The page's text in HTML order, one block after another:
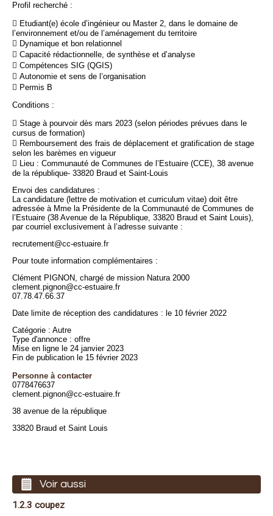
Profil recherché :
 Etudiant(e) école d’ingénieur ou Master 2, dans le domaine de
l’environnement et/ou de l’aménagement du territoire
 Dynamique et bon relationnel
 Capacité rédactionnelle, de synthèse et d’analyse
 Compétences SIG (QGIS)
 Autonomie et sens de l’organisation
 Permis B
Conditions :
 Stage à pourvoir dès mars 2023 (selon périodes prévues dans le
cursus de formation)
 Remboursement des frais de déplacement et gratification de stage
selon les barèmes en vigueur
 Lieu : Communauté de Communes de l’Estuaire (CCE), 38 avenue
de la république- 33820 Braud et Saint-Louis
Envoi des candidatures :
La candidature (lettre de motivation et curriculum vitae) doit être
adressée à Mme la Présidente de la Communauté de Communes de
l’Estuaire (38 Avenue de la République, 33820 Braud et Saint Louis),
par courriel exclusivement à l’adresse suivante :
recrutement@cc-estuaire.fr
Pour toute information complémentaires :
Clément PIGNON, chargé de mission Natura 2000
clement.pignon@cc-estuaire.fr
07.78.47.66.37
Date limite de réception des candidatures : le 10 février 2022
Catégorie : Autre
Type d'annonce : offre
Mise en ligne le 24 janvier 2023
Fin de publication le 15 février 2023
Personne à contacter
0778476637
clement.pignon@cc-estuaire.fr
38 avenue de la république
33820 Braud et Saint Louis
Voir aussi
1.2.3 coupez